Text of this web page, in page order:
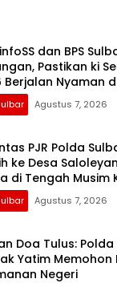
dan BPS
Pastikan ki
Berjalan Nyaman
Agustus 7, 2026
PJR Polda
ke Desa
di Tengah Musim
Agustus 7, 2026
Doa Tulus:
Yatim
Negeri